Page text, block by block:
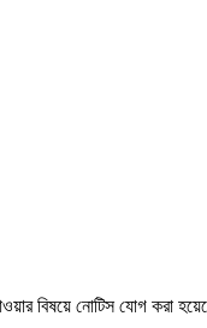
বিষয়ে নোটিস যোগ করা